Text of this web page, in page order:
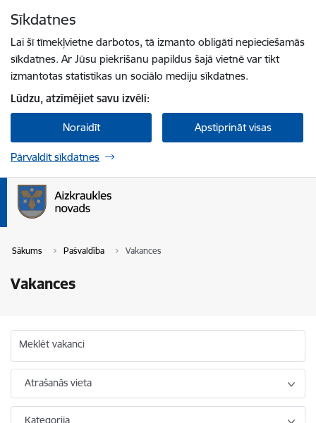
Sīkdatnes
Lai šī tīmekļvietne darbotos, tā izmanto obligāti nepieciešamās
sīkdatnes. Ar Jūsu piekrišanu papildus šajā vietnē var tikt
izmantotas statistikas un sociālo mediju sīkdatnes.
Lūdzu, atzīmējiet savu izvēli:
Noraidīt Apstiprināt visas
Pārvaldīt sīkdatnes
Sākums Pašvaldība Vakances
Vakances
Meklēt vakanci
Atrašanās vieta
Kategorija